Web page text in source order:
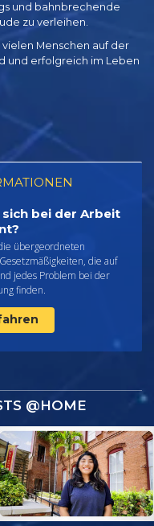
und bahnbrechende
zu verleihen.
Menschen auf der
und erfolgreich im Leben
sich bei der Arbeit
übergeordneten
die auf
jedes Problem bei der
finden.
@HOME